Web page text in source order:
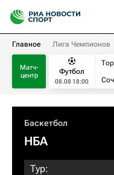
Главное Лига Чемпионов
Матч-
центр
Футбол
08.08 18:00
Баскетбол
НБА
Тур: